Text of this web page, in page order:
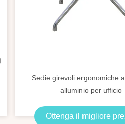
Sedie girevoli ergonomiche
alluminio per ufficio
Ottenga il migliore